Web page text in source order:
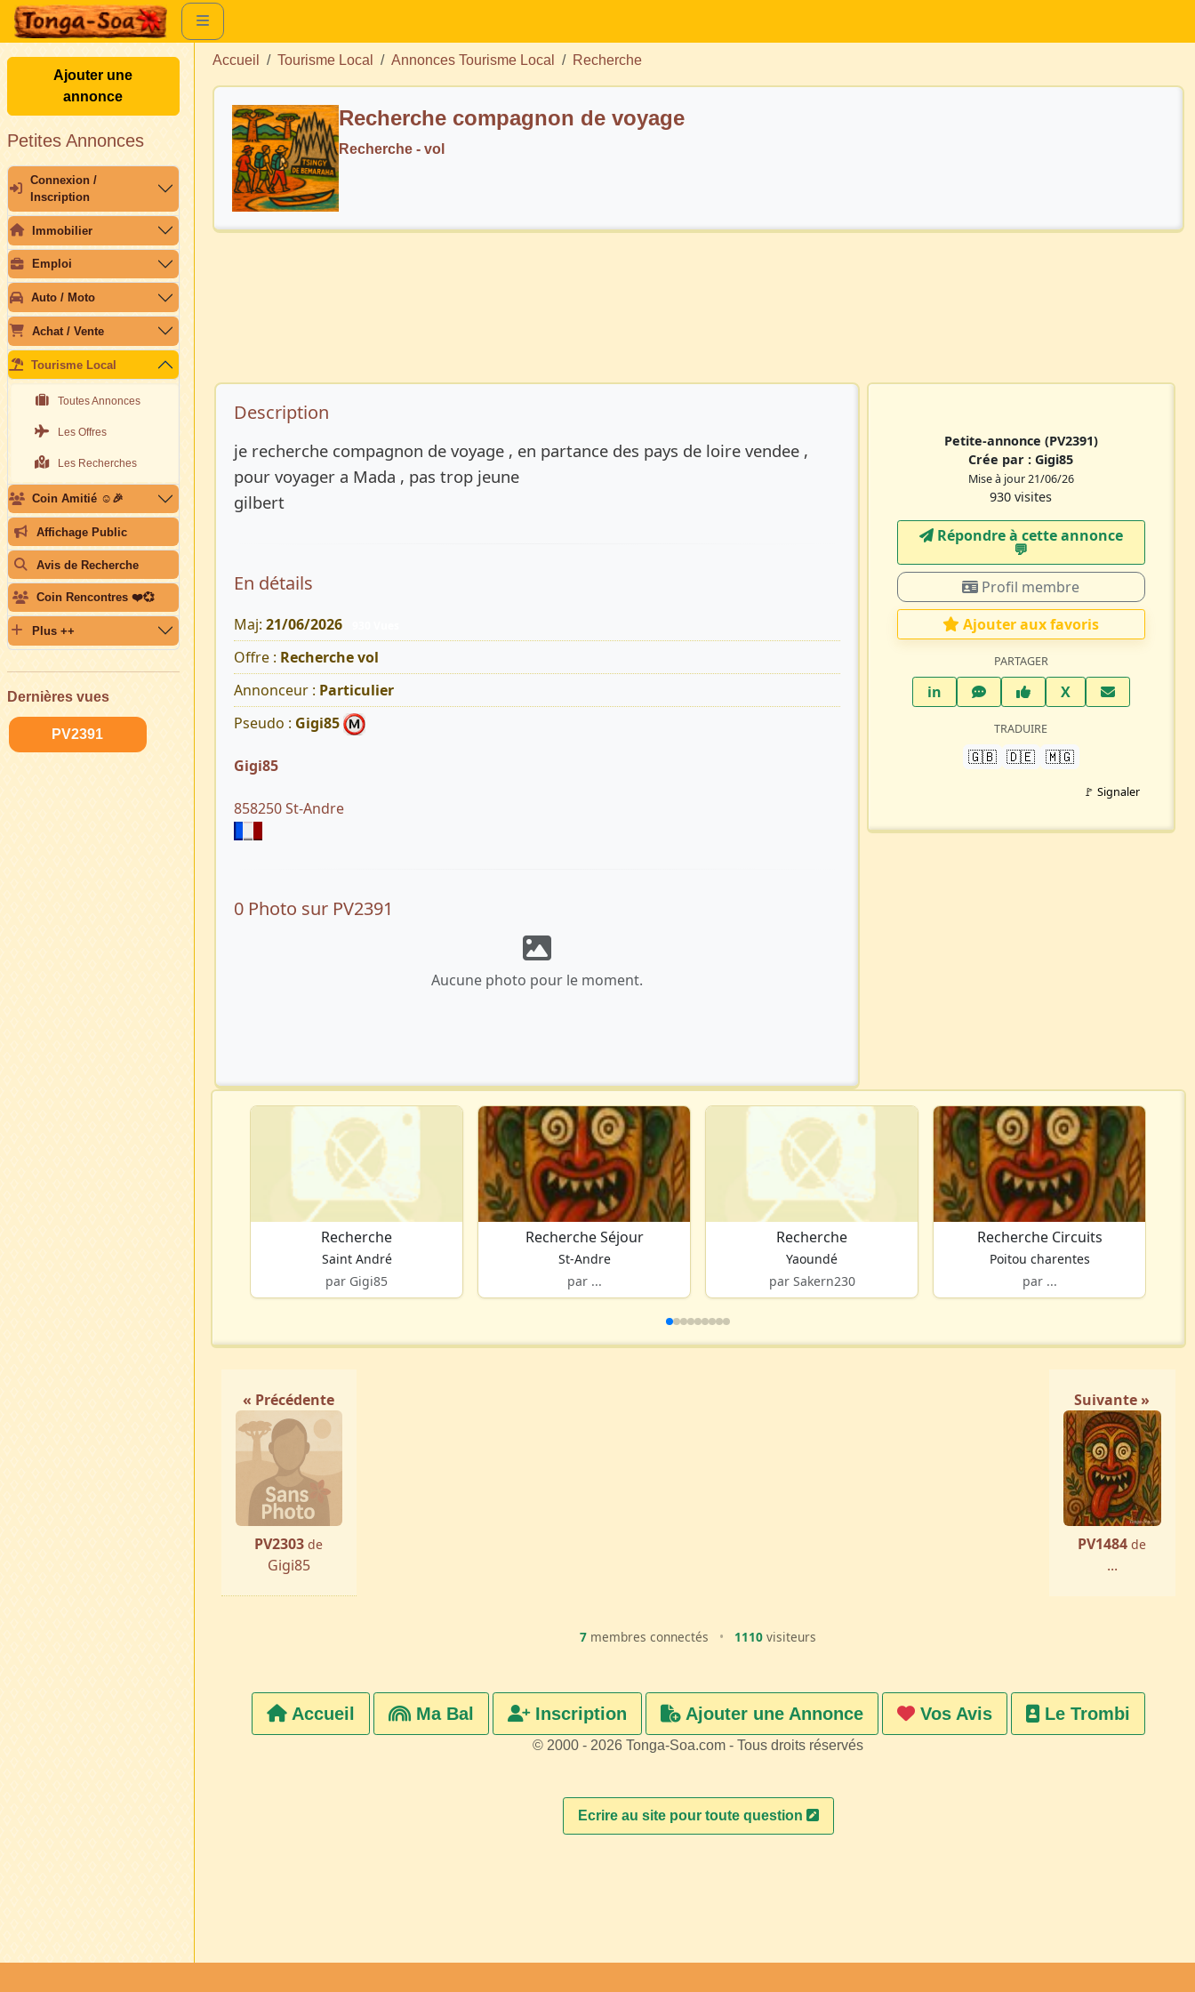
Ajouter une
annonce
Petites Annonces
Connexion /
Inscription
Immobilier
Emploi
Auto / Moto
Achat / Vente
Tourisme Local
Toutes Annonces
Les Offres
Les Recherches
Coin Amitié ☺️🎉
Affichage Public
Avis de Recherche
Coin Rencontres ❤️💞
Plus ++
Dernières vues
PV2391
Accueil Tourisme Local Annonces Tourisme Local Recherche
Recherche compagnon de voyage
Recherche - vol
Description de l’annonce
Description
je recherche compagnon de voyage , en partance des pays de loire vendee ,
pour voyager a Mada , pas trop jeune
gilbert
En détails
Maj: 21/06/2026
Offre : Recherche vol
Annonceur : Particulier
Pseudo : Gigi85
Gigi85
858250 St-Andre
0 Photo sur PV2391
Aucune photo pour le moment.
Petite-annonce (PV2391)
Crée par :Gigi85
Mise à jour 21/06/26
930 visites
Répondre à cette annonce
💬​
Profil membre
Ajouter aux favoris
PARTAGER
inLinkedInWhatsAppFacebook
XTwitter X
TRADUIRE
🇬🇧 🇩🇪 🇲🇬
🚩 Signaler
Recherche
Saint André
par Gigi85
Recherche Séjour
St-Andre
par ...
Recherche
Yaoundé
par Sakern230
Recherche Circuits
Poitou charentes
par ...
« Précédente
PV2303 de
Gigi85
Suivante »
PV1484 de
...
7 membres connectés • 1110 visiteurs
Accueil Ma Bal Inscription Ajouter une Annonce Vos Avis Le Trombi
© 2000 - 2026 Tonga-Soa.com - Tous droits réservés
Ecrire au site pour toute question